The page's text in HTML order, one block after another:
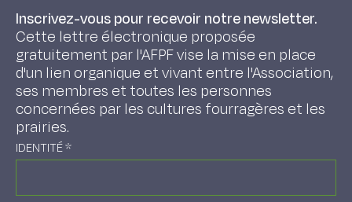
Inscrivez-vous pour recevoir notre newsletter.
Cette lettre électronique proposée
gratuitement par l'AFPF vise la mise en place
d'un lien organique et vivant entre l'Association,
ses membres et toutes les personnes
concernées par les cultures fourragères et les
prairies.
IDENTITÉ*